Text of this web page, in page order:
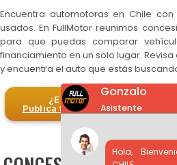
Encuentra automotoras en Chile
usados. En FullMotor reunimos
para que puedas comparar
financiamiento en un solo lugar.
y encuentra el auto que estás
¿Eres automotora?
Publica tus autos en FullMotor
Gonzalo
Asistente
Hola,